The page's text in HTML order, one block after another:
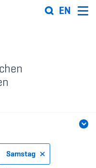
EN
Samstag